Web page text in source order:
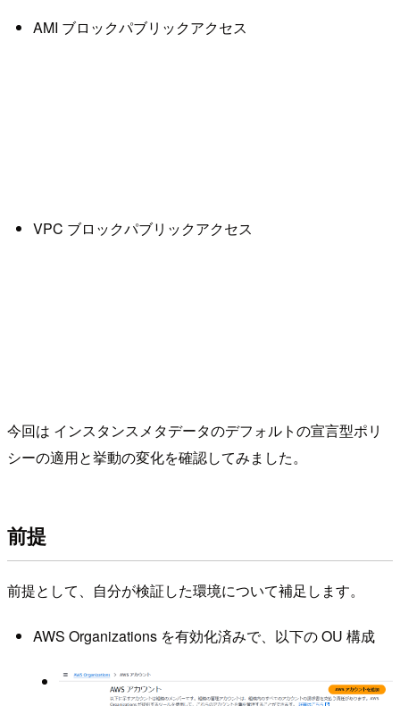
AMI ブロックパブリックアクセス
VPC ブロックパブリックアクセス
今回は インスタンスメタデータのデフォルトの宣言型ポリ
シーの適用と挙動の変化を確認してみました。
前提
前提として、自分が検証した環境について補足します。
AWS Organizations を有効化済みで、以下の OU 構成